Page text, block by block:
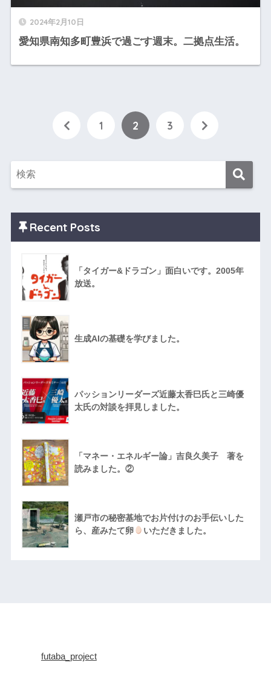
2024年2月10日
愛知県南知多町豊浜で過ごす週末。二拠点生活。
1 2 3
Recent Posts
「タイガー&ドラゴン」面白いです。2005年
放送。
生成AIの基礎を学びました。
パッションリーダーズ近藤太香巳氏と三崎優
太氏の対談を拝見しました。
「マネー・エネルギー論」吉良久美子 著を
読みました。②
瀬戸市の秘密基地でお片付けのお手伝いした
ら、産みたて卵
いただきました。
futaba_project